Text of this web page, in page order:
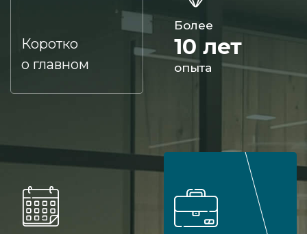
Коротко
о главном
Более
10 лет
опыта